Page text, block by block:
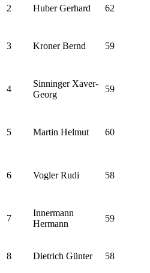
2 Huber Gerhard 62
3 Kroner Bernd 59
4
Sinninger Xaver-
Georg
59
5 Martin Helmut 60
6 Vogler Rudi 58
7
Innermann
Hermann
59
8 Dietrich Günter 58